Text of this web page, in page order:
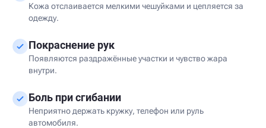
Кожа отслаивается мелкими чешуйками и цепляется за
одежду.
Покраснение рук
Появляются раздражённые участки и чувство жара
внутри.
Боль при сгибании
Неприятно держать кружку, телефон или руль
автомобиля.